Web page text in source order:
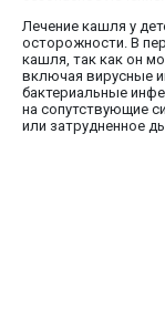
Лечение кашля у
осторожности. В
кашля, так как он
включая вирусные
бактериальные
на сопутствующие
или затрудненное